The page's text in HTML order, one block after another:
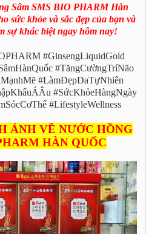
Sâm SMS BIO PHARM Hàn
sức khỏe và sắc đẹp của bạn và
sự khác biệt ngay hôm nay!
#GinsengLiquidGold
#TăngCườngTríNão
#LàmĐẹpDaTựNhiên
#SứcKhỏeHàngNgày
#LifestyleWellness
ẢNH VỀ NƯỚC HỒNG
HÀN QUỐC